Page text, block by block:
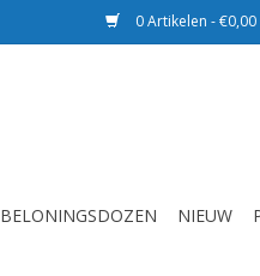
0 Artikelen - €0,00
BELONINGSDOZEN NIEUW